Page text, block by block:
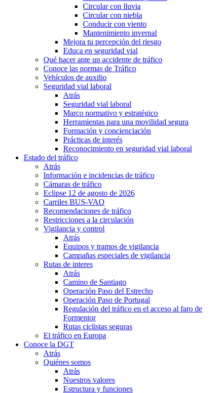
Circular con lluvia
Circular con niebla
Conducir con viento
Mantenimiento invernal
Mejora tu percepción del riesgo
Educa en seguridad vial
Qué hacer ante un accidente de tráfico
Conoce las normas de Tráfico
Vehículos de auxilio
Seguridad vial laboral
Atrás
Seguridad vial laboral
Marco normativo y estratégico
Herramientas para una movilidad segura
Formación y concienciación
Prácticas de interés
Reconocimiento en seguridad vial laboral
Estado del tráfico
Atrás
Información e incidencias de tráfico
Cámaras de tráfico
Eclipse 12 de agosto de 2026
Carriles BUS-VAO
Recomendaciones de tráfico
Restricciones a la circulación
Vigilancia y control
Atrás
Equipos y tramos de vigilancia
Campañas especiales de vigilancia
Rutas de interes
Atrás
Camino de Santiago
Operación Paso del Estrecho
Operación Paso de Portugal
Regulación del tráfico en el acceso al faro de
Formentor
Rutas ciclistas seguras
El tráfico en Europa
Conoce la DGT
Atrás
Quiénes somos
Atrás
Nuestros valores
Estructura y funciones